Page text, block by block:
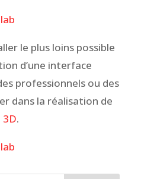
le plus loins possible
d’une interface
professionnels ou des
dans la réalisation de
.